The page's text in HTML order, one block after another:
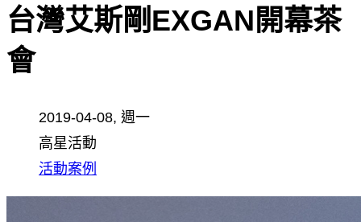
台灣艾斯剛EXGAN開幕茶
會
2019-04-08, 週一
高星活動
活動案例